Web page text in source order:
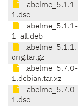
labelme_5.1.1-
1.dsc
labelme_5.1.1-
1_all.deb
labelme_5.1.1.
orig.tar.gz
labelme_5.7.0-
1.debian.tar.xz
labelme_5.7.0-
1.dsc